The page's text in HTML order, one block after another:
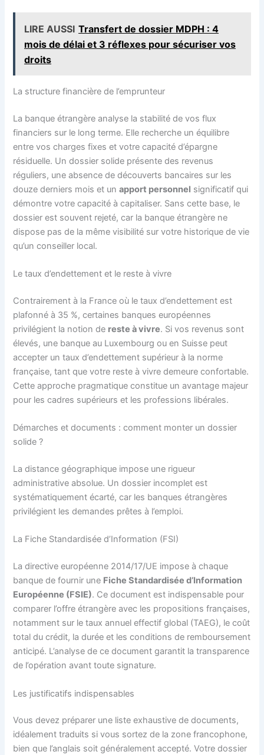
LIRE AUSSI Transfert de dossier MDPH : 4
mois de délai et 3 réflexes pour sécuriser vos
droits
La structure financière de l’emprunteur
La banque étrangère analyse la stabilité de vos flux
financiers sur le long terme. Elle recherche un équilibre
entre vos charges fixes et votre capacité d’épargne
résiduelle. Un dossier solide présente des revenus
réguliers, une absence de découverts bancaires sur les
douze derniers mois et unapport personnel significatif qui
démontre votre capacité à capitaliser. Sans cette base, le
dossier est souvent rejeté, car la banque étrangère ne
dispose pas de la même visibilité sur votre historique de vie
qu’un conseiller local.
Le taux d’endettement et le reste à vivre
Contrairement à la France où le taux d’endettement est
plafonné à 35 %, certaines banques européennes
privilégient la notion de reste à vivre. Si vos revenus sont
élevés, une banque au Luxembourg ou en Suisse peut
accepter un taux d’endettement supérieur à la norme
française, tant que votre reste à vivre demeure confortable.
Cette approche pragmatique constitue un avantage majeur
pour les cadres supérieurs et les professions libérales.
Démarches et documents : comment monter un dossier
solide ?
La distance géographique impose une rigueur
administrative absolue. Un dossier incomplet est
systématiquement écarté, car les banques étrangères
privilégient les demandes prêtes à l’emploi.
La Fiche Standardisée d’Information (FSI)
La directive européenne 2014/17/UE impose à chaque
banque de fournir une Fiche Standardisée d’Information
Européenne (FSIE). Ce document est indispensable pour
comparer l’offre étrangère avec les propositions françaises,
notamment sur le taux annuel effectif global (TAEG), le coût
total du crédit, la durée et les conditions de remboursement
anticipé. L’analyse de ce document garantit la transparence
de l’opération avant toute signature.
Les justificatifs indispensables
Vous devez préparer une liste exhaustive de documents,
idéalement traduits si vous sortez de la zone francophone,
bien que l’anglais soit généralement accepté. Votre dossier